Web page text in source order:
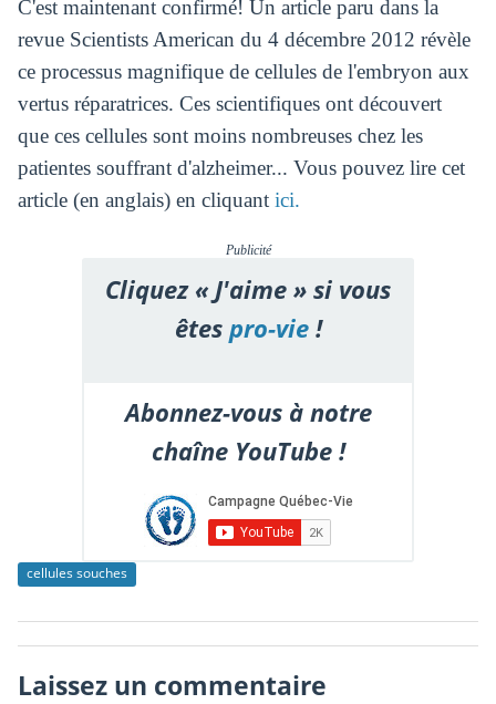
C'est maintenant confirmé! Un article paru dans la
revue Scientists American du 4 décembre 2012 révèle
ce processus magnifique de cellules de l'embryon aux
vertus réparatrices. Ces scientifiques ont découvert
que ces cellules sont moins nombreuses chez les
patientes souffrant d'alzheimer... Vous pouvez lire cet
article (en anglais) en cliquant ici.
Publicité
Cliquez « J'aime » si vous
êtespro-vie!
Abonnez-vous à notre
chaîne YouTube !
cellules souches
Laissez un commentaire